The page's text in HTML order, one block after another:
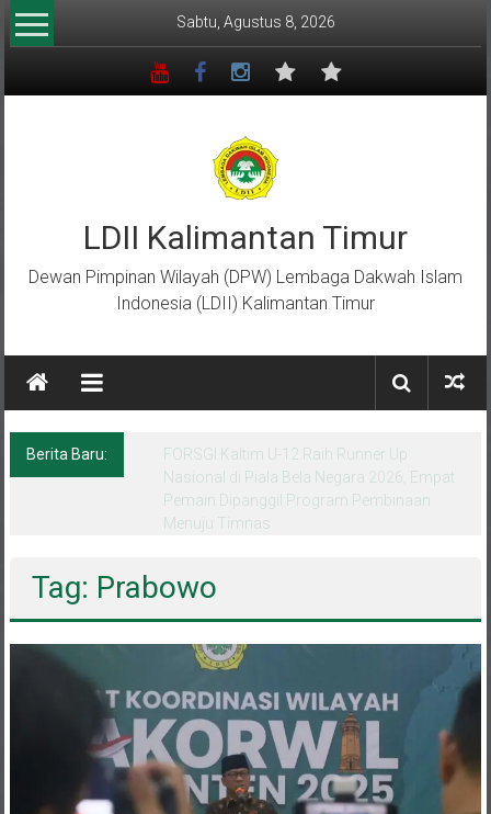
Lompat
ke
Sabtu, Agustus 8, 2026
LDII Kalimantan Timur
Dewan Pimpinan Wilayah (DPW) Lembaga Dakwah Islam
Indonesia (LDII) Kalimantan Timur
Berita Baru:
Menempa Generasi Muda Berkarakter Luhur
di Bumi Perkemahan Makroman Indah
melalui CAI ke-47